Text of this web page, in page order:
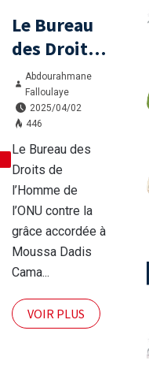
Le Bureau
des Droits
de
l’Homme
de l’ONU
contre la
grâce
accordée à
Moussa
Dadis
Camara
Abdourahmane
Falloulaye
2025/04/02
446
Le Bureau des
Droits de
l’Homme de
l’ONU contre la
grâce accordée à
Moussa Dadis
Cama...
VOIR PLUS